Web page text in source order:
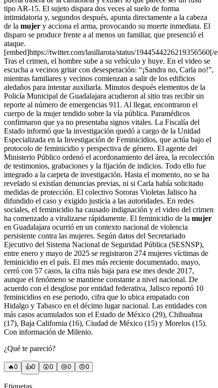
tipo AR-15. El sujeto dispara dos veces al suelo de forma
intimidatoria y, segundos después, apunta directamente a la cabeza
de la mujer y acciona el arma, provocando su muerte inmediata. El
disparo se produce frente a al menos un familiar, que presenció el
ataque.
[embed]https://twitter.com/lasillarota/status/1944544226219356560[/
Tras el crimen, el hombre sube a su vehículo y huye. En el video se
escucha a vecinos gritar con desesperación: “¡Sandra no, Carla no!”,
mientras familiares y vecinos comienzan a salir de los edificios
aledaños para intentar auxiliarla. Minutos después elementos de la
Policía Municipal de Guadalajara acudieron al sitio tras recibir un
reporte al número de emergencias 911. Al llegar, encontraron el
cuerpo de la mujer tendido sobre la vía pública. Paramédicos
confirmaron que ya no presentaba signos vitales. La Fiscalía del
Estado informó que la investigación quedó a cargo de la Unidad
Especializada en la Investigación de Feminicidios, que actúa bajo el
protocolo de feminicidio y perspectiva de género. El agente del
Ministerio Público ordenó el acordonamiento del área, la recolección
de testimonios, grabaciones y la fijación de indicios. Todo ello fue
integrado a la carpeta de investigación. Hasta el momento, no se ha
revelado si existían denuncias previas, ni si Carla había solicitado
medidas de protección. El colectivo Sororas Violetas Jalisco ha
difundido el caso y exigido justicia a las autoridades. En redes
sociales, el feminicidio ha causado indignación y el video del crimen
ha comenzado a viralizarse rápidamente. El feminicidio de la mujer
en Guadalajara ocurrió en un contexto nacional de violencia
persistente contra las mujeres. Según datos del Secretariado
Ejecutivo del Sistema Nacional de Seguridad Pública (SESNSP),
entre enero y mayo de 2025 se registraron 274 mujeres víctimas de
feminicidio en el país. El mes más reciente documentado, mayo,
cerró con 57 casos, la cifra más baja para ese mes desde 2017,
aunque el fenómeno se mantiene constante a nivel nacional. De
acuerdo con el desglose por entidad federativa, Jalisco reportó 10
feminicidios en ese periodo, cifra que lo ubica empatado con
Hidalgo y Tabasco en el décimo lugar nacional. Las entidades con
más casos acumulados son el Estado de México (29), Chihuahua
(17), Baja California (16), Ciudad de México (15) y Morelos (15).
Con información de Milenio.
¿Qué te pareció?
🔥0 👍0 😲0 😢0 😠0
Etiquetas